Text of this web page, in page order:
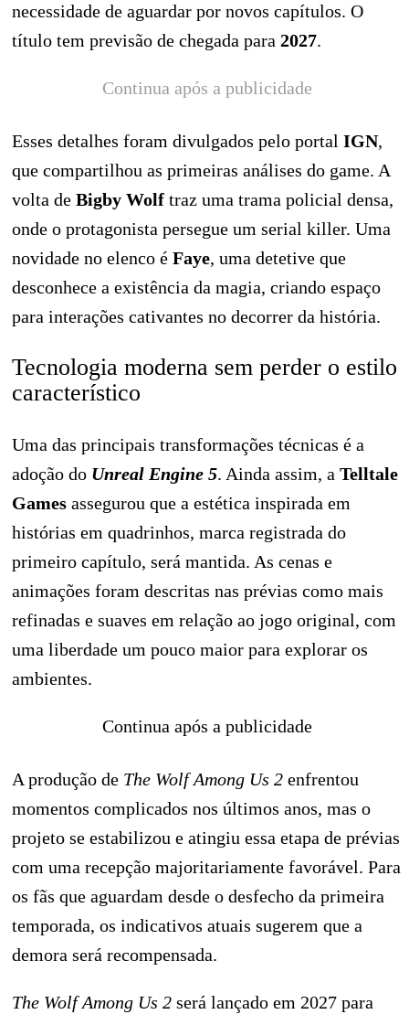
necessidade de aguardar por novos capítulos. O
título tem previsão de chegada para 2027.
Continua após a publicidade
Esses detalhes foram divulgados pelo portal IGN,
que compartilhou as primeiras análises do game. A
volta de Bigby Wolf traz uma trama policial densa,
onde o protagonista persegue um serial killer. Uma
novidade no elenco é Faye, uma detetive que
desconhece a existência da magia, criando espaço
para interações cativantes no decorrer da história.
Tecnologia moderna sem perder o estilo
característico
Uma das principais transformações técnicas é a
adoção do Unreal Engine 5. Ainda assim, a Telltale
Games assegurou que a estética inspirada em
histórias em quadrinhos, marca registrada do
primeiro capítulo, será mantida. As cenas e
animações foram descritas nas prévias como mais
refinadas e suaves em relação ao jogo original, com
uma liberdade um pouco maior para explorar os
ambientes.
Continua após a publicidade
A produção de The Wolf Among Us 2 enfrentou
momentos complicados nos últimos anos, mas o
projeto se estabilizou e atingiu essa etapa de prévias
com uma recepção majoritariamente favorável. Para
os fãs que aguardam desde o desfecho da primeira
temporada, os indicativos atuais sugerem que a
demora será recompensada.
The Wolf Among Us 2 será lançado em 2027 para